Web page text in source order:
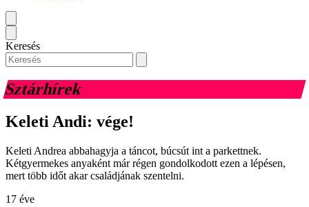
Keresés
Sztárhírek
Keleti Andi: vége!
Keleti Andrea abbahagyja a táncot, búcsút int a parkettnek.
Kétgyermekes anyaként már régen gondolkodott ezen a lépésen,
mert több időt akar családjának szentelni.
17 éve